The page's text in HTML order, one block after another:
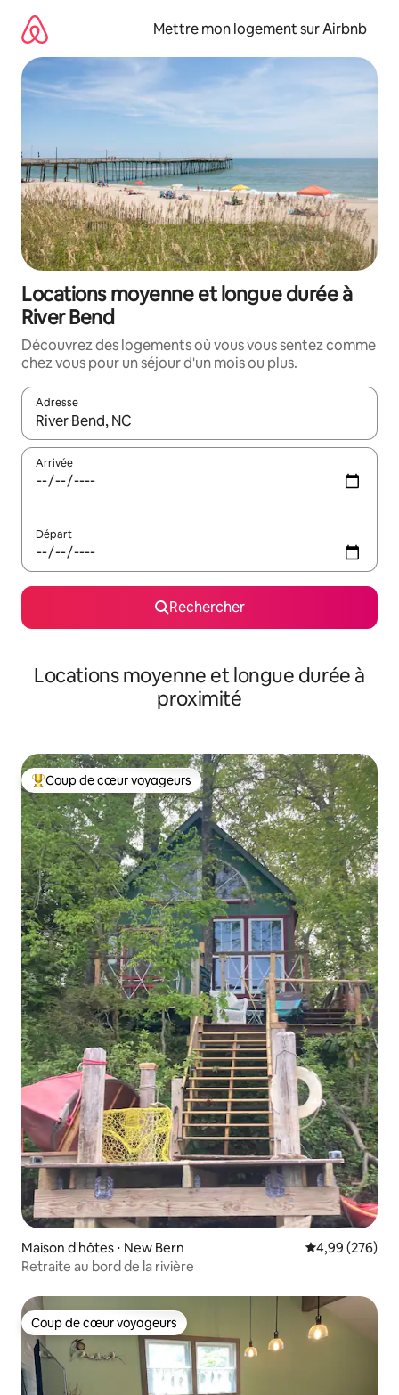
directement
contenu
Mettre mon logement sur Airbnb
Locations moyenne et longue durée à
River Bend
Découvrez des logements où vous vous sentez comme
chez vous pour un séjour d'un mois ou plus.
Adresse
Lorsque les résultats s'affichent, utilisez les flèches vers le
Arrivée
Départ
Rechercher
Locations moyenne et longue durée à
proximité
Coups de cœur voyageurs les plus appréciés
Coup de cœur voyageurs
Maison d'hôtes ⋅ New Bern Évaluation
4,99 (276)
Retraite au bord de la rivière
Coup de cœur voyageurs
Coup de cœur voyageurs